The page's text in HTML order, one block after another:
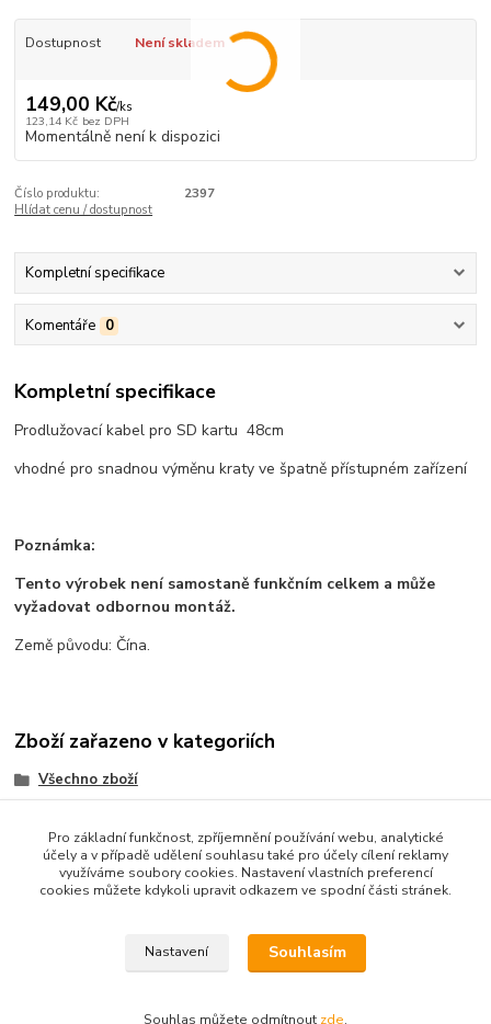
Dostupnost Není skladem
149,00 Kč/ks
123,14 Kč bez DPH
Momentálně není k dispozici
Číslo produktu:
2397
Hlídat cenu / dostupnost
Kompletní specifikace
Komentáře 0
Kompletní specifikace
Prodlužovací kabel pro SD kartu 48cm
vhodné pro snadnou výměnu kraty ve špatně přístupném zařízení
Poznámka:
Tento výrobek není samostaně funkčním celkem a může
vyžadovat odbornou montáž.
Země původu: Čína.
Zboží zařazeno v kategoriích
Všechno zboží
Propojovací prvky
Audio
Pro základní funkčnost, zpříjemnění používání webu, analytické
účely a v případě udělení souhlasu také pro účely cílení reklamy
využíváme soubory cookies. Nastavení vlastních preferencí
cookies můžete kdykoli upravit odkazem ve spodní části stránek.
Nastavení Souhlasím
Souhlas můžete odmítnout zde.